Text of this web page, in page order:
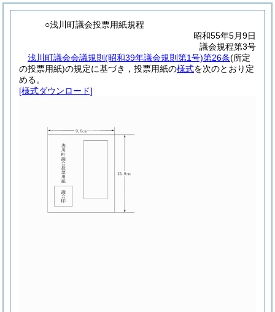
○浅川町議会投票用紙規程
昭和55年5月9日
議会規程第3号
浅川町議会会議規則 (昭和39年議会規則第1号)第26条(所定
の投票用紙)の規定に基づき，投票用紙の様式を次のとおり定
める。
[様式ダウンロード]